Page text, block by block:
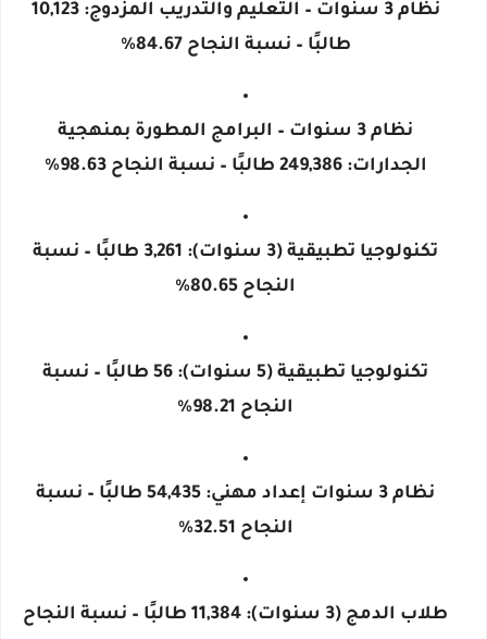
نظام 3 سنوات – التعليم والتدريب المزدوج
: 10,123
طالبًا – نسبة النجاح 84.67%
نظام 3 سنوات – البرامج المطورة بمنهجية
الجدارات: 249,386 طالبًا – نسبة النجاح 98.63%
تكنولوجيا تطبيقية (3 سنوات) : 3,261 طالبًا –
نسبة
النجاح 80.65%
تكنولوجيا تطبيقية (5 سنوات) : 56 طالبًا –
نسبة
النجاح 98.21%
نظام 3 سنوات إعداد مهني : 54,435 طالبًا –
نسبة
النجاح 32.51%
طلاب الدمج (3 سنوات) : 11,384 طالبًا –
نسبة النجاح